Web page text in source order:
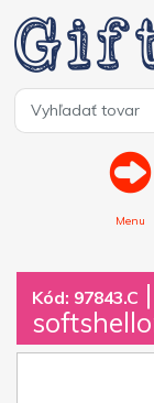
Menu
Kód: 97843.C